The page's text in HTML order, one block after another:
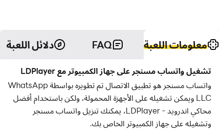
معلومات اللعبة FAQ دلائل اللعبة
تشغيل واتساب مسنجر على جهاز الكمبيوتر مع LDPlayer
واتساب مسنجر هو تطبيق الاتصال تم تطويره بواسطة WhatsApp
LLC ويمكن تشغيله على الأجهزة المحمولة، ولكن باستخدام أفضل
محاكي اندرويد - LDPlayer، يمكنك تنزيل واتساب مسنجر
وتشغيله على جهاز الكمبيوتر الخاص بك.